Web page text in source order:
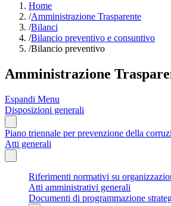
Home
/Amministrazione Trasparente
/Bilanci
/Bilancio preventivo e consuntivo
/Bilancio preventivo
Amministrazione
Espandi Menu
Disposizioni generali
Piano triennale per prevenzione della
Atti generali
Riferimenti normativi su
Atti amministrativi generali
Documenti di programmazione